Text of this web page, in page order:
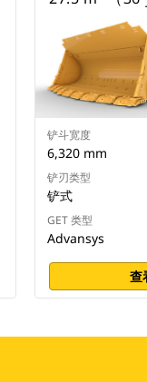
铲斗宽度
6,320 mm
铲刃类型
铲式
GET 类型
Advansys
查